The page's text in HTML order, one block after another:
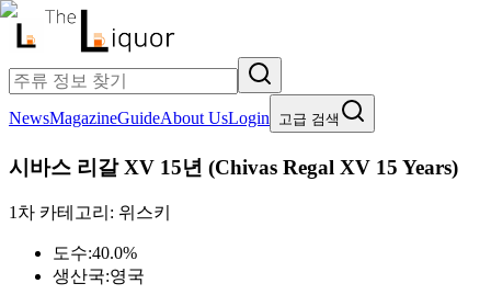
NewsMagazineGuideAbout UsLogin 고급 검색
시바스 리갈 XV 15년 (Chivas Regal XV 15 Years)
1차 카테고리: 위스키
도수:40.0%
생산국:영국